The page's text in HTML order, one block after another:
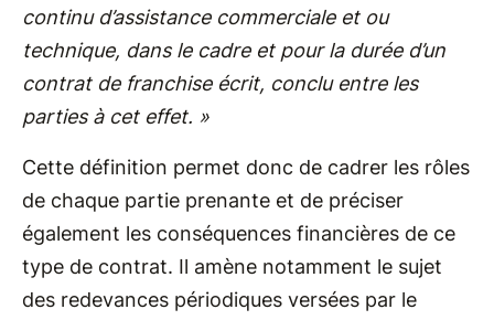
continu d’assistance commerciale et ou
technique, dans le cadre et pour la durée d’un
contrat de franchise écrit, conclu entre les
parties à cet effet. »
Cette définition permet donc de cadrer les rôles
de chaque partie prenante et de préciser
également les conséquences financières de ce
type de contrat. Il amène notamment le sujet
des redevances périodiques versées par le